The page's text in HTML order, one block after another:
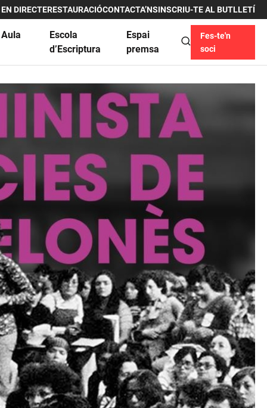
DIRECTERESTAURACIÓCONTACTA’NSINSCRIU-TE AL BUTLLETÍ
Escola
d’Escriptura
Espai
premsa
Fes-te'n
soci